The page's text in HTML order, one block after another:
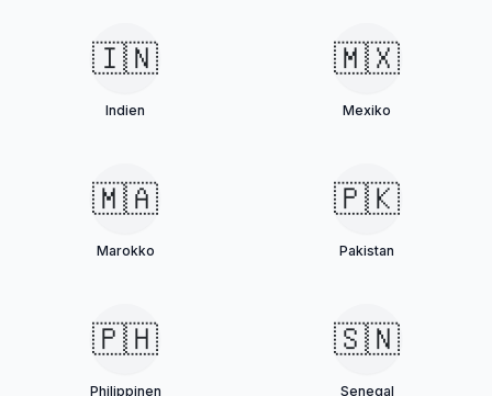
🇮🇳
Indien
🇲🇽
Mexiko
🇲🇦
Marokko
🇵🇰
Pakistan
🇵🇭
Philippinen
🇸🇳
Senegal